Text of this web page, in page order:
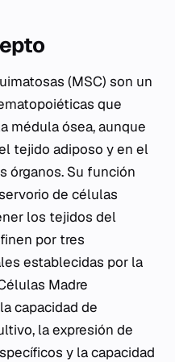
(MSC) son un
que
médula ósea, aunque
tejido adiposo y en el
órganos. Su función
de células
los tejidos del
por tres
establecidas por la
Madre
capacidad de
la expresión de
y la capacidad